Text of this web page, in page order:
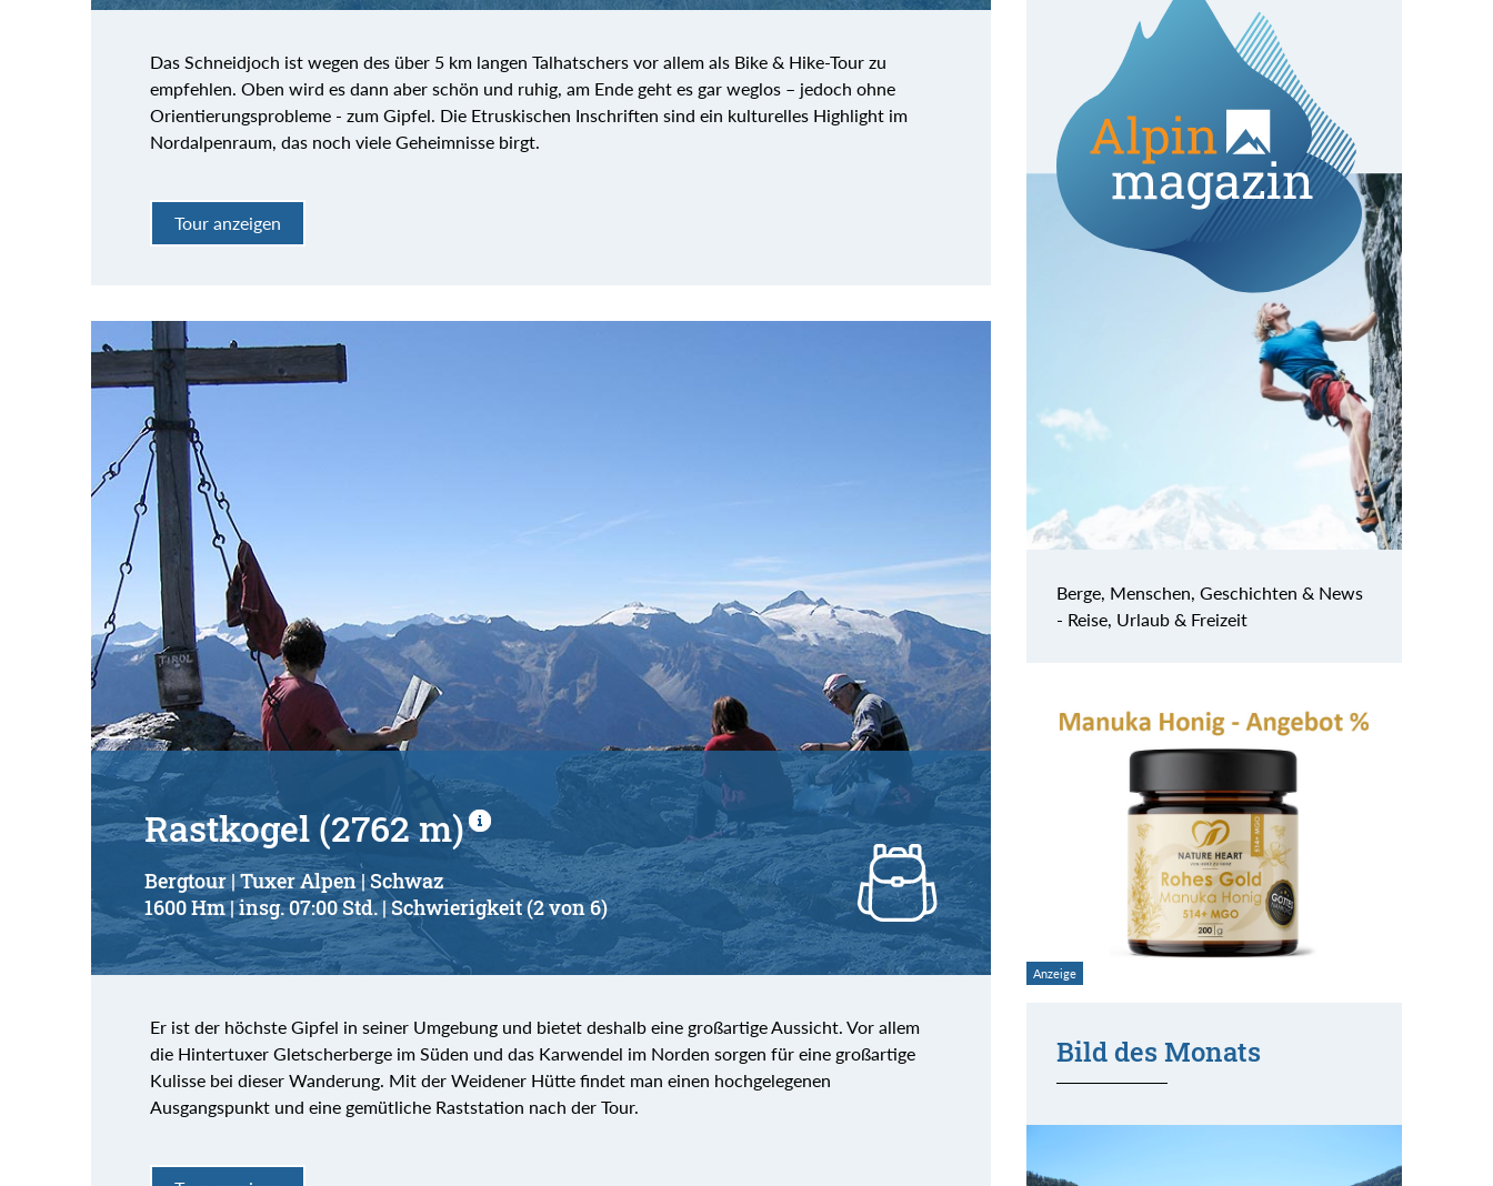
Das Schneidjoch ist wegen des über 5 km langen Talhatschers vor allem als Bike & Hike-Tour zu
empfehlen. Oben wird es dann aber schön und ruhig, am Ende geht es gar weglos – jedoch ohne
Orientierungsprobleme - zum Gipfel. Die Etruskischen Inschriften sind ein kulturelles Highlight im
Nordalpenraum, das noch viele Geheimnisse birgt.
Tour anzeigen
Rastkogel (2762 m)
Bergtour | Tuxer Alpen | Schwaz
1600 Hm | insg. 07:00 Std. | Schwierigkeit (2 von 6)
Er ist der höchste Gipfel in seiner Umgebung und bietet deshalb eine großartige Aussicht. Vor allem
die Hintertuxer Gletscherberge im Süden und das Karwendel im Norden sorgen für eine großartige
Kulisse bei dieser Wanderung. Mit der Weidener Hütte findet man einen hochgelegenen
Ausgangspunkt und eine gemütliche Raststation nach der Tour.
Berge, Menschen, Geschichten & News
- Reise, Urlaub & Freizeit
Bild des Monats